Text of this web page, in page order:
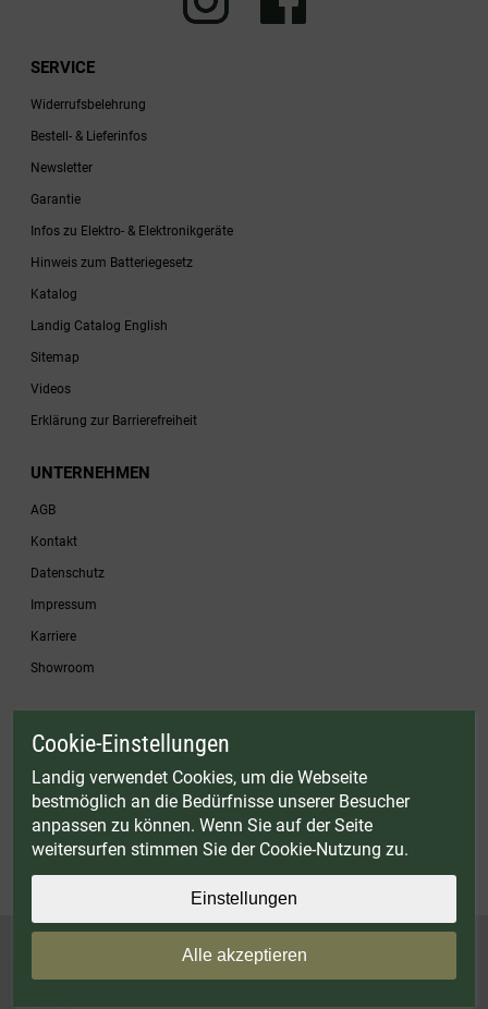
SERVICE
Widerrufsbelehrung
Bestell- & Lieferinfos
Newsletter
Garantie
Infos zu Elektro- & Elektronikgeräte
Hinweis zum Batteriegesetz
Katalog
Landig Catalog English
Sitemap
Videos
Erklärung zur Barrierefreiheit
UNTERNEHMEN
AGB
Kontakt
Datenschutz
Impressum
Karriere
Showroom
* Gültig bis einschließlich 17.08.2026. Keine Barauszahlung möglich. Nicht mit
Zubehörartikel. Nicht einlösbar auf bereits rabattierte Sets.
© Landig 1982-2026 (44 Jahre Qualität)
Alle Preise inkl. gesetzl. Mehrwertsteuer, zuzüglich Versandkosten
Weitere Marken oder Shops der Landig + Lava GmbH & Co. KG: LAVA - Vakuumiergeräte
DRY AGER - Reifeschränke|VIESSMANN - Kühlzellen
Cookie-Einstellungen
Landig verwendet Cookies, um die Webseite
bestmöglich an die Bedürfnisse unserer Besucher
anpassen zu können. Wenn Sie auf der Seite
weitersurfen stimmen Sie der Cookie-Nutzung zu.
Einstellungen
Alle akzeptieren